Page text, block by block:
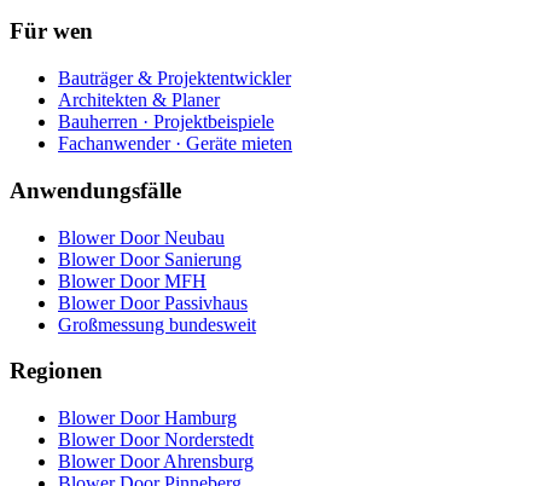
Für wen
Bauträger & Projektentwickler
Architekten & Planer
Bauherren · Projektbeispiele
Fachanwender · Geräte mieten
Anwendungsfälle
Blower Door Neubau
Blower Door Sanierung
Blower Door MFH
Blower Door Passivhaus
Großmessung bundesweit
Regionen
Blower Door Hamburg
Blower Door Norderstedt
Blower Door Ahrensburg